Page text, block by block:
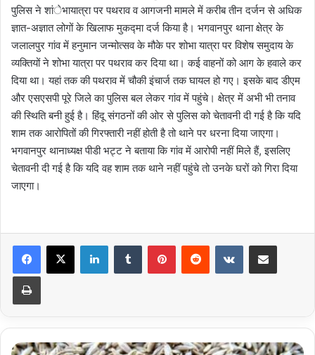
पुलिस ने शांेभायात्रा पर पथराव व आगजनी मामले में करीब तीन दर्जन से अधिक
ज्ञात-अज्ञात लोगों के खिलाफ मुकद्मा दर्ज किया है। भगवानपुर थाना क्षेत्र के
जलालपुर गांव में हनुमान जन्मोत्सव के मौके पर शोभा यात्रा पर विशेष समुदाय के
व्यक्तियों ने शोभा यात्रा पर पथराव कर दिया था। कई वाहनों को आग के हवाले कर
दिया था। यहां तक की पथराव में चौकी इंचार्ज तक घायल हो गए। इसके बाद डीएम
और एसएसपी पूरे जिले का पुलिस बल लेकर गांव में पहुंचे। क्षेत्र में अभी भी तनाव
की स्थिति बनी हुई है। हिंदू संगठनों की ओर से पुलिस को चेतावनी दी गई है कि यदि
शाम तक आरोपितों की गिरफ्तारी नहीं होती है तो थाने पर धरना दिया जाएगा।
भगवानपुर थानाध्यक्ष पीडी भट्ट ने बताया कि गांव में आरोपी नहीं मिले हैं, इसलिए
चेतावनी दी गई है कि यदि वह शाम तक थाने नहीं पहुंचे तो उनके घरों को गिरा दिया
जाएगा।
LinkedInTumblr PinterestReddit VKontakteShare via Email
Print
जीरे